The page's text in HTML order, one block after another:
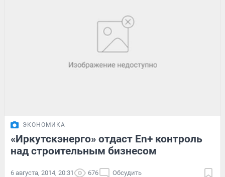
ЭКОНОМИКА
«Иркутскэнерго» отдаст En+ контроль
над строительным бизнесом
6 августа, 2014, 20:31 676 Обсудить